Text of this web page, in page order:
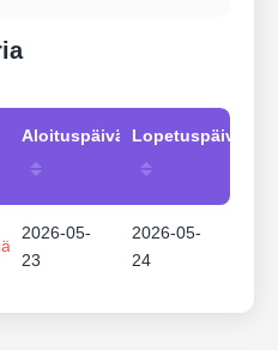
Aloituspäivämäärä
2026-05-
23
2026-05-
24